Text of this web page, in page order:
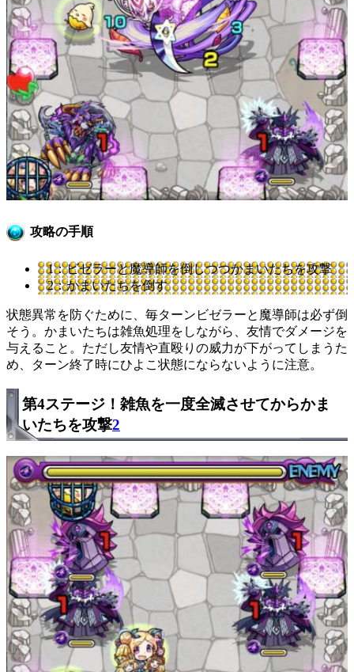
攻略の手順
1：ビゼラーと魔導師を倒しつつかまいたちを攻撃
2：かまいたちを倒す
状態異常を防ぐために、毎ターンビゼラーと魔導師は必ず倒
そう。かまいたちは雑魚処理をしながら、友情でダメージを
与えること。ただし友情や直殴りの威力が下がってしまうた
め、ターン終了時にひよこ状態にならないように注意。
第4ステージ！雑魚を一度全滅させてからかま
いたちを攻撃2